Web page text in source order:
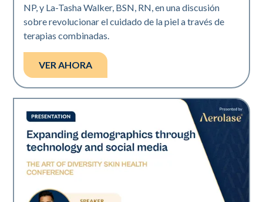
NP, y La-Tasha Walker, BSN, RN, en una discusión
sobre revolucionar el cuidado de la piel a través de
terapias combinadas.
VER AHORA